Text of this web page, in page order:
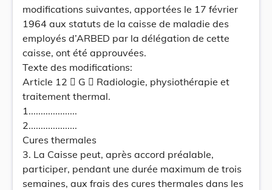
modifications suivantes, apportées le 17 février
1964 aux statuts de la caisse de maladie des
employés d’ARBED par la délégation de cette
caisse, ont été approuvées.
Texte des modifications:
Article 12  G  Radiologie, physiothérapie et
traitement thermal.
1....................
2....................
Cures thermales
3. La Caisse peut, après accord préalable,
participer, pendant une durée maximum de trois
semaines, aux frais des cures thermales dans les